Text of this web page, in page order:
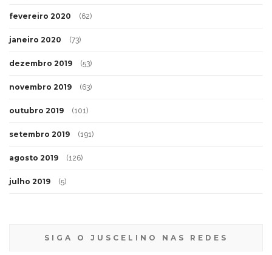
fevereiro 2020 (62)
janeiro 2020 (73)
dezembro 2019 (53)
novembro 2019 (63)
outubro 2019 (101)
setembro 2019 (191)
agosto 2019 (126)
julho 2019 (5)
SIGA O JUSCELINO NAS REDES